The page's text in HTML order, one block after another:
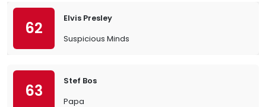
62
Elvis Presley
Suspicious Minds
63
Stef Bos
Papa